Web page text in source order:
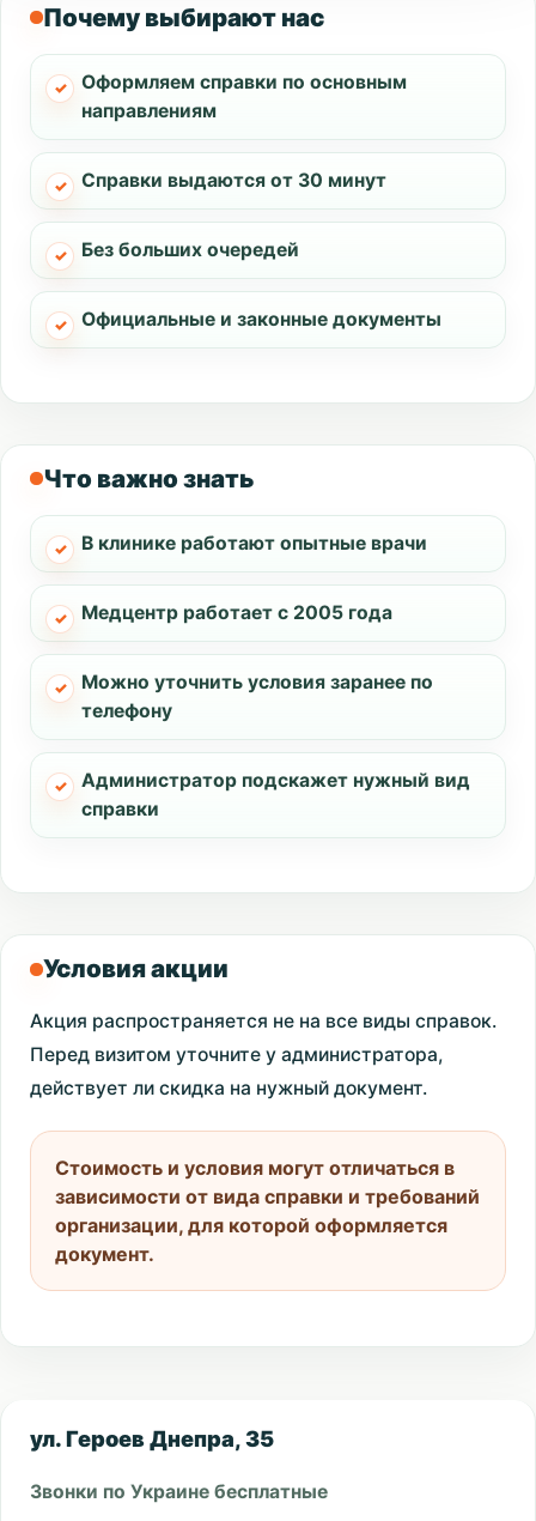
Почему выбирают нас
Оформляем справки по основным
направлениям
Справки выдаются от 30 минут
Без больших очередей
Официальные и законные документы
Что важно знать
В клинике работают опытные врачи
Медцентр работает с 2005 года
Можно уточнить условия заранее по
телефону
Администратор подскажет нужный вид
справки
Условия акции
Акция распространяется не на все виды справок.
Перед визитом уточните у администратора,
действует ли скидка на нужный документ.
Стоимость и условия могут отличаться в
зависимости от вида справки и требований
организации, для которой оформляется
документ.
ул. Героев Днепра, 35
Звонки по Украине бесплатные